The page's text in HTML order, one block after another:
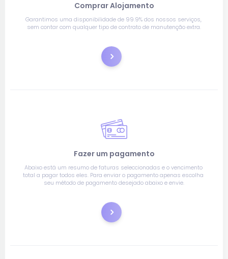
Comprar Alojamento
Garantimos uma disponibilidade de 99.9% dos nossos serviços,
sem contar com qualquer tipo de contrato de manutenção extra.
Encomenda
Fazer um pagamento
Abaixo está um resumo de faturas seleccionadas e o vencimento
total a pagar todos eles. Para enviar o pagamento apenas escolha
seu método de pagamento desejado abaixo e envie.
Pagar agora